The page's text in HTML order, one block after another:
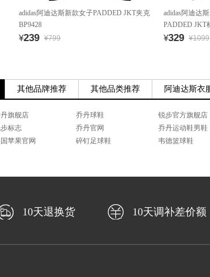
adidas阿迪达斯新款女子PADDED JKT夹克
BP9428
¥239 ¥799
adidas阿迪达
PADDED JKT
¥329 ¥1099
其他品牌推荐 其他品类推荐 阿迪达斯衣
旗舰店 乔丹球鞋 锐步官方旗舰店
标志 乔丹官网 乔丹运动鞋男鞋
苹果官网 碎钉足球鞋 韦德篮球鞋
10天退换货 10天调补差价额